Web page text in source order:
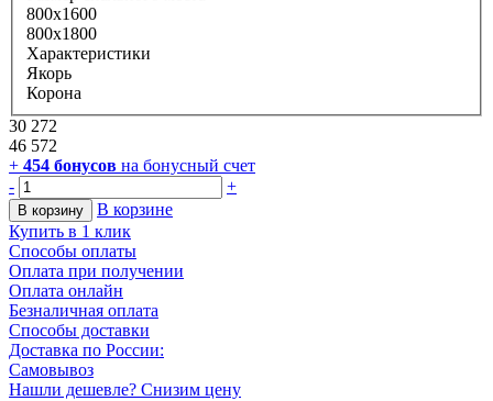
800х1600
800х1800
Характеристики
Якорь
Корона
30 272
46 572
+ 454 бонусов на бонусный счет
-
+
В корзину
В корзине
Купить в 1 клик
Способы оплаты
Оплата при получении
Оплата онлайн
Безналичная оплата
Способы доставки
Доставка по России:
Самовывоз
Нашли дешевле? Снизим цену